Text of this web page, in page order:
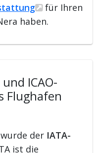
für Ihren
haben.
ICAO-
Flughafen
der IATA-
ist die